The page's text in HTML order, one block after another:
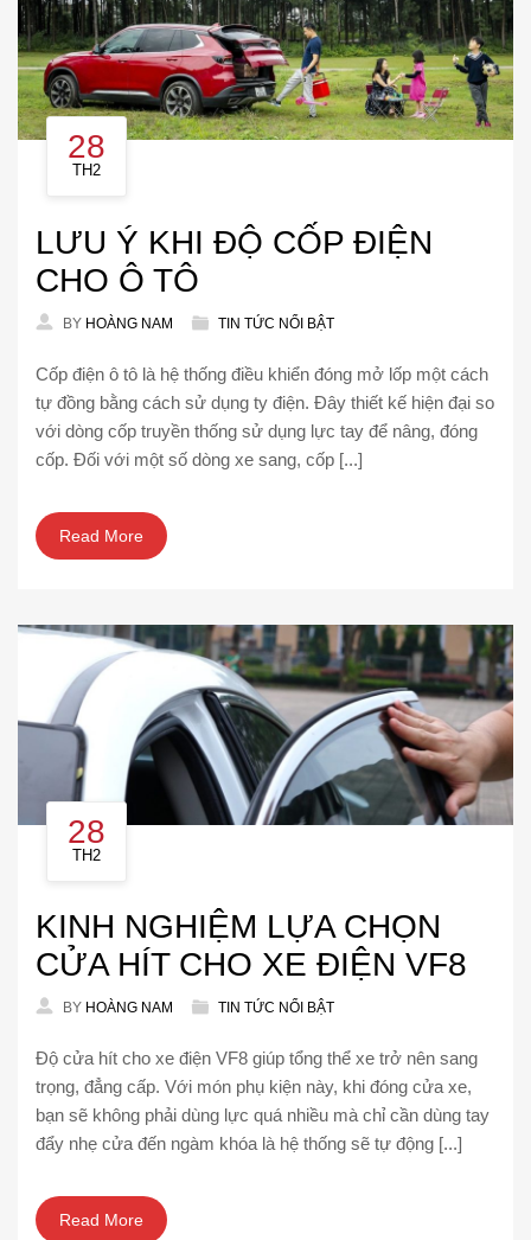
28
TH2
LƯU Ý KHI ĐỘ CỐP ĐIỆN
CHO Ô TÔ
BY HOÀNG NAM TIN TỨC NỔI BẬT
Cốp điện ô tô là hệ thống điều khiển đóng mở lốp một cách
tự đồng bằng cách sử dụng ty điện. Đây thiết kế hiện đại so
với dòng cốp truyền thống sử dụng lực tay để nâng, đóng
cốp. Đối với một số dòng xe sang, cốp [...]
Read More
28
TH2
KINH NGHIỆM LỰA CHỌN
CỬA HÍT CHO XE ĐIỆN VF8
BY HOÀNG NAM TIN TỨC NỔI BẬT
Độ cửa hít cho xe điện VF8 giúp tổng thể xe trở nên sang
trọng, đẳng cấp. Với món phụ kiện này, khi đóng cửa xe,
bạn sẽ không phải dùng lực quá nhiều mà chỉ cần dùng tay
đẩy nhẹ cửa đến ngàm khóa là hệ thống sẽ tự động [...]
Read More